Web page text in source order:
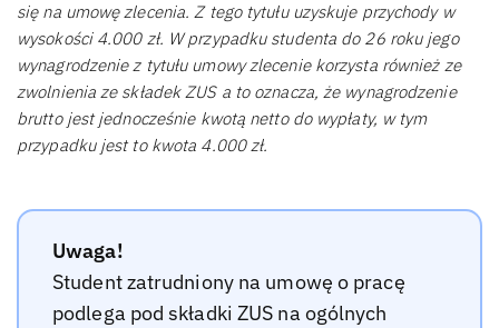
się na umowę zlecenia. Z tego tytułu uzyskuje przychody w
wysokości 4.000 zł. W przypadku studenta do 26 roku jego
wynagrodzenie z tytułu umowy zlecenie korzysta również ze
zwolnienia ze składek ZUS a to oznacza, że wynagrodzenie
brutto jest jednocześnie kwotą netto do wypłaty, w tym
przypadku jest to kwota 4.000 zł.
Uwaga!
Student zatrudniony na umowę o pracę
podlega pod składki ZUS na ogólnych